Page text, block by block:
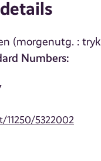
(morgenutg. :
Numbers:
11250/5322002